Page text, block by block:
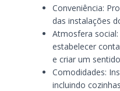
Conveniência:
das instalações
Atmosfera
estabelecer
e criar um
Comodidades:
incluindo